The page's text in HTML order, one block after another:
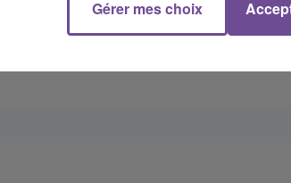
Gérer mes choix